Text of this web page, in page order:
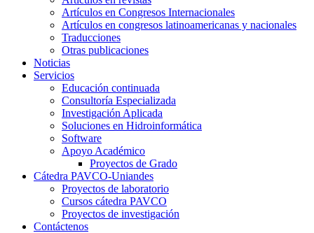
Artículos en Congresos Internacionales
Artículos en congresos latinoamericanas y nacionales
Traducciones
Otras publicaciones
Noticias
Servicios
Educación continuada
Consultoría Especializada
Investigación Aplicada
Soluciones en Hidroinformática
Software
Apoyo Académico
Proyectos de Grado
Cátedra PAVCO-Uniandes
Proyectos de laboratorio
Cursos cátedra PAVCO
Proyectos de investigación
Contáctenos